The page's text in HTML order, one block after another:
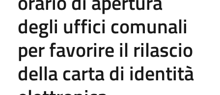
degli uffici comunali
per favorire il rilascio
della carta di identità